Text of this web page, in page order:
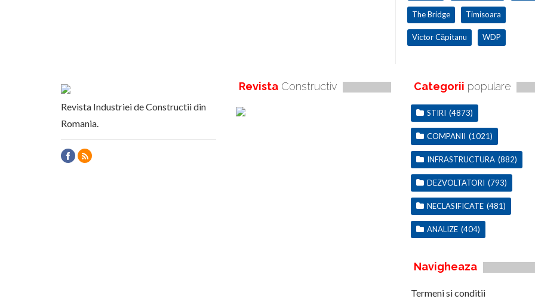
The Bridge Timisoara
Victor Căpitanu WDP
Revista Industriei de Constructii din
Romania.
Revista Constructiv Categorii populare
STIRI (4873)
COMPANII (1021)
INFRASTRUCTURA (882)
DEZVOLTATORI (793)
NECLASIFICATE (481)
ANALIZE (404)
Navigheaza
Termeni si conditii